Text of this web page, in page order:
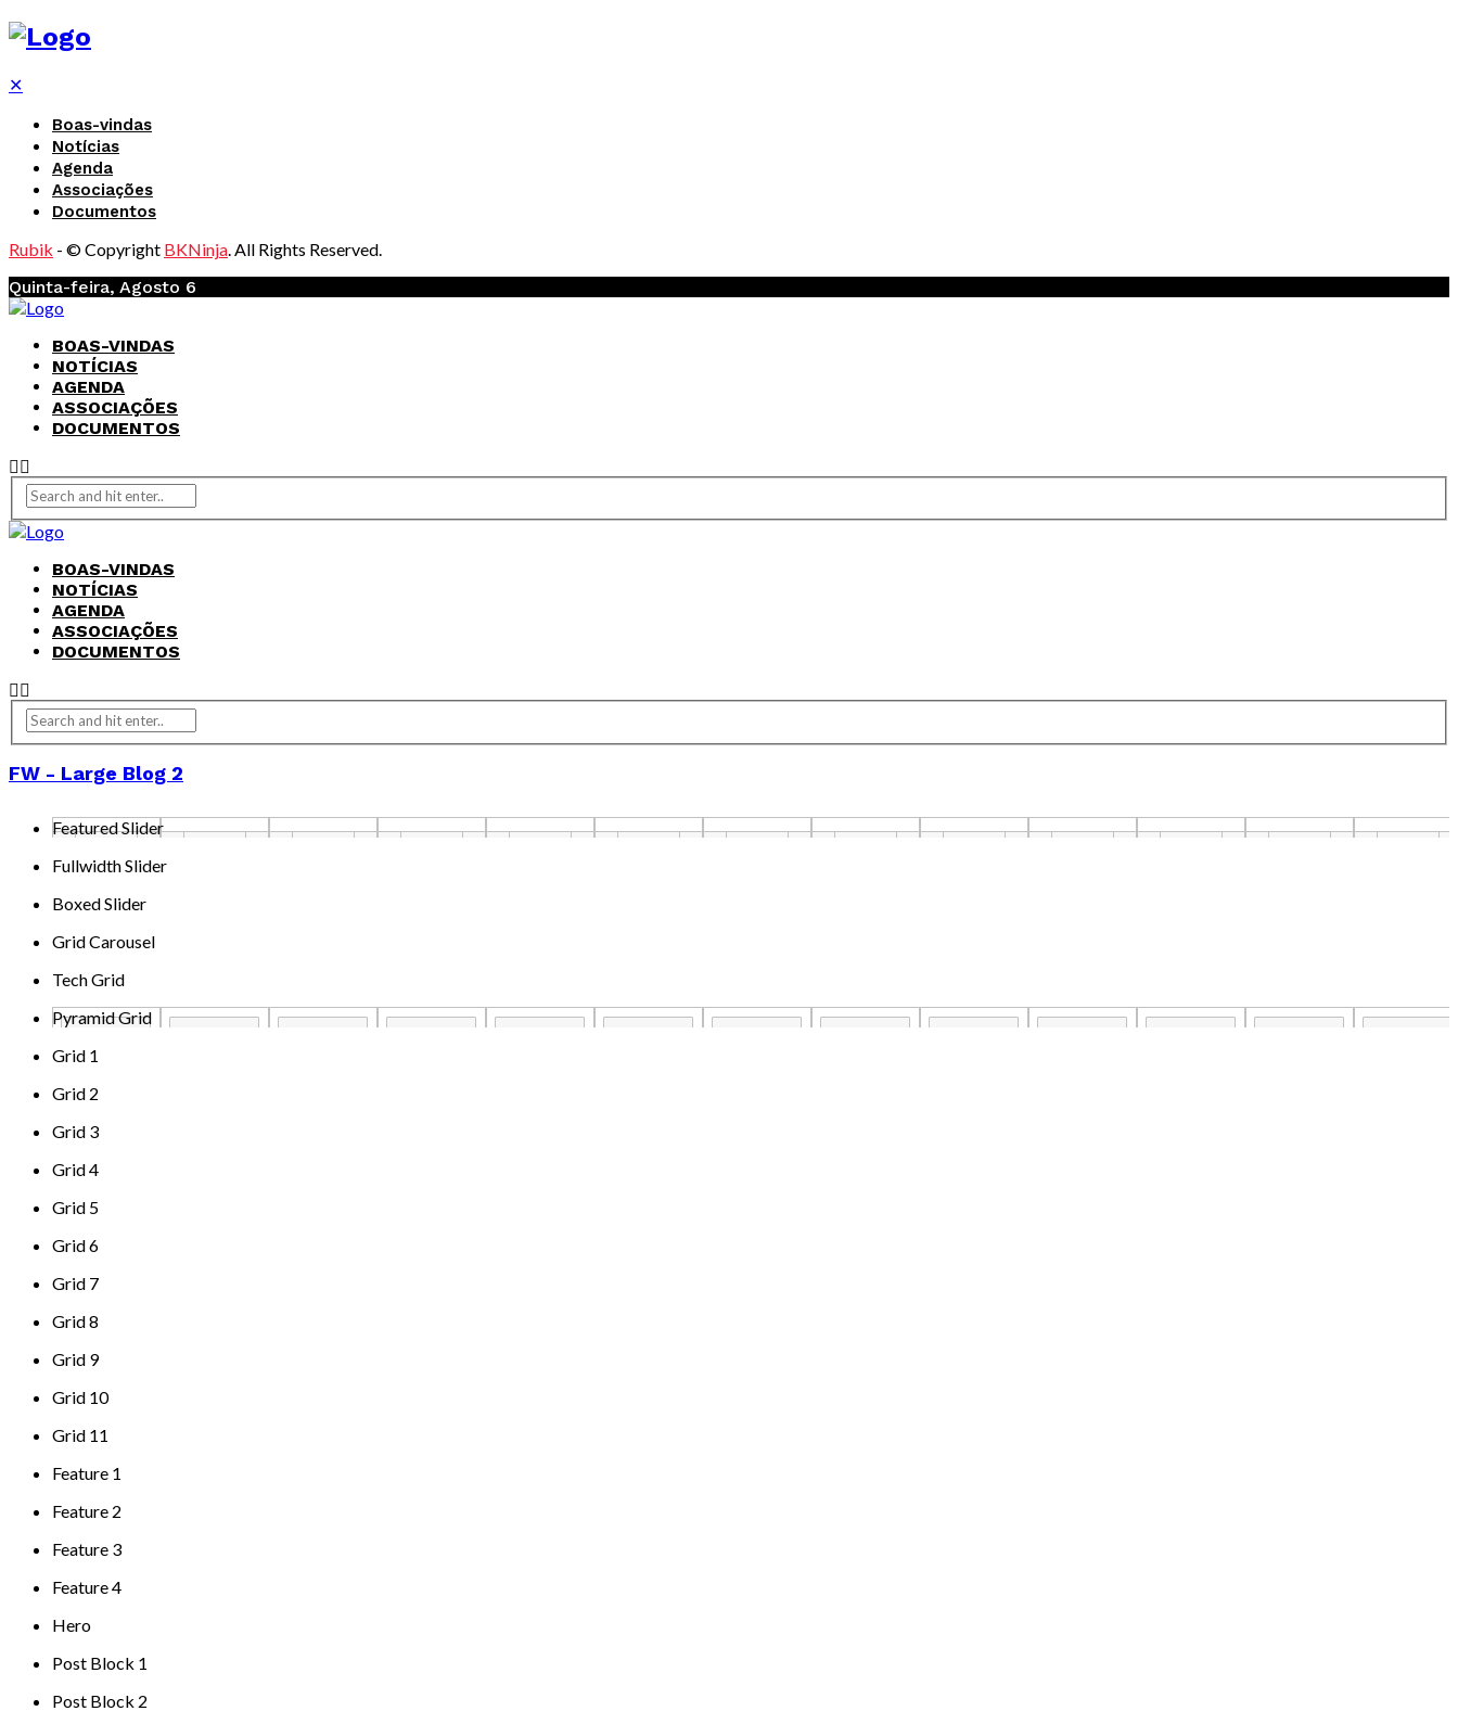
✕
Boas-vindas
Notícias
Agenda
Associações
Documentos
Rubik - © Copyright BKNinja. All Rights Reserved.
Quinta-feira, Agosto 6
BOAS-VINDAS
NOTÍCIAS
AGENDA
ASSOCIAÇÕES
DOCUMENTOS
BOAS-VINDAS
NOTÍCIAS
AGENDA
ASSOCIAÇÕES
DOCUMENTOS
FW - Large Blog 2
Featured Slider
Fullwidth Slider
Boxed Slider
Grid Carousel
Tech Grid
Pyramid Grid
Grid 1
Grid 2
Grid 3
Grid 4
Grid 5
Grid 6
Grid 7
Grid 8
Grid 9
Grid 10
Grid 11
Feature 1
Feature 2
Feature 3
Feature 4
Hero
Post Block 1
Post Block 2